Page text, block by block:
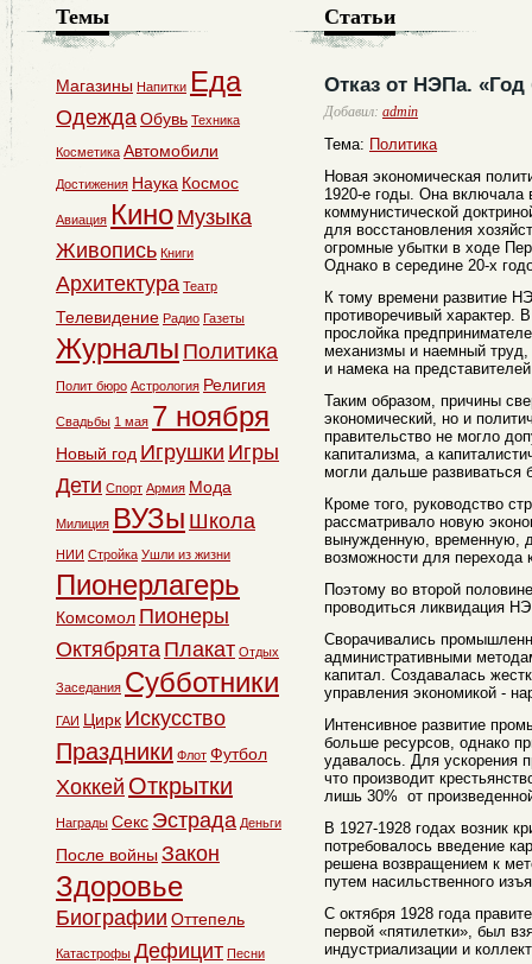
Статьи
Отказ от НЭПа.
Добавил: admin
Тема: Политика
Новая экономическая
1920-е годы. Она включала
коммунистической
для восстановления
огромные убытки в ходе
Однако в середине 20-х
К тому времени развитие
противоречивый характер.
прослойка
механизмы и наемный
и намека на
Таким образом, причины
экономический, но и
правительство не могло
капитализма, а
могли дальше развиваться
Кроме того, руководство
рассматривало новую
вынужденную, временную,
возможности для перехода
Поэтому во второй
проводиться ликвидация
Сворачивались
административными
капитал. Создавалась
управления экономикой -
Интенсивное развитие
больше ресурсов, однако
удавалось. Для ускорения
что производит
лишь 30% от
В 1927-1928 годах возник
потребовалось введение
решена возвращением к
путем насильственного
С октября 1928 года
первой «пятилетки», был
индустриализации и
Темы
Магазины Напитки Еда
ОдеждаОбувь Техника
Косметика Автомобили
Достижения Наука Космос
Авиация Кино Музыка
Живопись Книги
Архитектура Театр
Телевидение Радио Газеты
Журналы Политика
Полит бюро Астрология Религия
Свадьбы 1 мая 7 ноября
Новый год Игрушки Игры
Дети Спорт Армия Мода
Милиция ВУЗы Школа
НИИ Стройка Ушли из жизни
Пионерлагерь
Комсомол Пионеры
Октябрята Плакат Отдых
Заседания Субботники
ГАИ Цирк Искусство
Праздники Флот Футбол
Хоккей Открытки
Награды Секс Эстрада Деньги
После войны Закон
Здоровье
Биографии Оттепель
Катастрофы Дефицит Песни